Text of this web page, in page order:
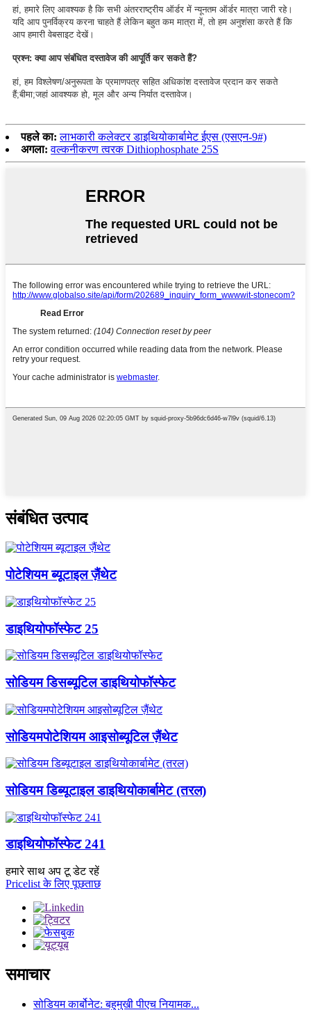
हां, हमारे लिए आवश्यक है कि सभी अंतरराष्ट्रीय ऑर्डर में न्यूनतम ऑर्डर मात्रा जारी रहे।
यदि आप पुनर्विक्रय करना चाहते हैं लेकिन बहुत कम मात्रा में, तो हम अनुशंसा करते हैं कि
आप हमारी वेबसाइट देखें।
प्रश्न: क्या आप संबंधित दस्तावेज की आपूर्ति कर सकते हैं?
हां, हम विश्लेषण/अनुरूपता के प्रमाणपत्र सहित अधिकांश दस्तावेज प्रदान कर सकते
हैं;बीमा;जहां आवश्यक हो, मूल और अन्य निर्यात दस्तावेज।
पहले का: लाभकारी कलेक्टर डाइथियोकार्बामेट ईएस (एसएन-9#)
अगला: वल्कनीकरण त्वरक Dithiophosphate 25S
संबंधित उत्पाद
पोटेशियम ब्यूटाइल ज़ैंथेट
डाइथियोफॉस्फेट 25
सोडियम डिसब्यूटिल डाइथियोफॉस्फेट
सोडियमपोटेशियम आइसोब्यूटिल ज़ैंथेट
सोडियम डिब्यूटाइल डाइथियोकार्बामेट (तरल)
डाइथियोफॉस्फेट 241
हमारे साथ अप टू डेट रहें
Pricelist के लिए पूछताछ
समाचार
सोडियम कार्बोनेट: बहुमुखी पीएच नियामक...